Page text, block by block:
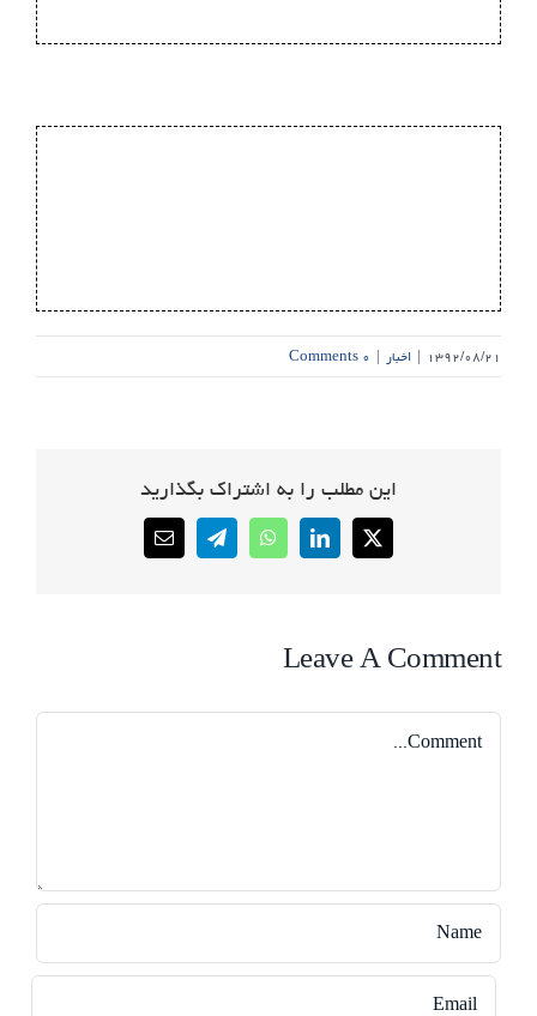
۱۳۹۲/۰۸/۲۱ | اخبار | ۰ Comments
این مطلب را به اشتراک بگذارید
X
LinkedIn
WhatsApp
Telegram
Email
Leave A Comment